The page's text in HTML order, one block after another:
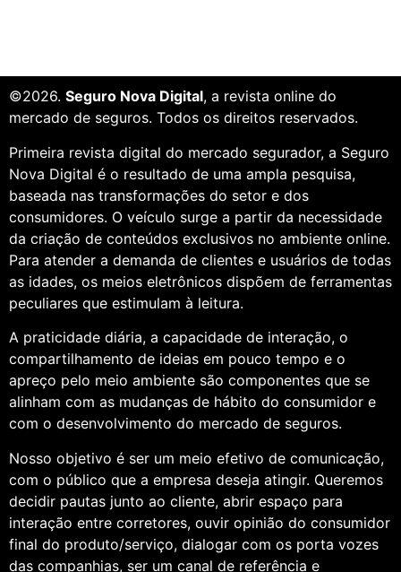
©2026. Seguro Nova Digital, a revista online do
mercado de seguros. Todos os direitos reservados.
Primeira revista digital do mercado segurador, a Seguro
Nova Digital é o resultado de uma ampla pesquisa,
baseada nas transformações do setor e dos
consumidores. O veículo surge a partir da necessidade
da criação de conteúdos exclusivos no ambiente online.
Para atender a demanda de clientes e usuários de todas
as idades, os meios eletrônicos dispõem de ferramentas
peculiares que estimulam à leitura.
A praticidade diária, a capacidade de interação, o
compartilhamento de ideias em pouco tempo e o
apreço pelo meio ambiente são componentes que se
alinham com as mudanças de hábito do consumidor e
com o desenvolvimento do mercado de seguros.
Nosso objetivo é ser um meio efetivo de comunicação,
com o público que a empresa deseja atingir. Queremos
decidir pautas junto ao cliente, abrir espaço para
interação entre corretores, ouvir opinião do consumidor
final do produto/serviço, dialogar com os porta vozes
das companhias, ser um canal de referência e